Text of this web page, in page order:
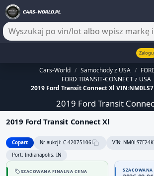
Cars-World / Samochody z USA /
FORD TRANSIT-CONNECT z USA
2019 Ford Transit Connect Xl
2019 Ford Transit
2019 Ford Transit Connect Xl
Copart Nr aukcji: C-42075106
VIN:
Port: Indianapolis, IN
SZACOWANA FINALNA CENA SZACOWANA